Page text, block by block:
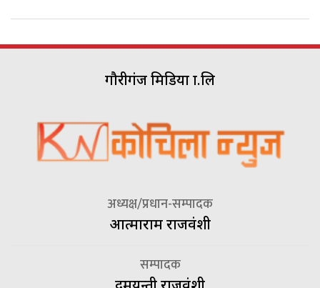
गौरीगंज मिडिया प्रा.लि
अध्यक्ष/प्रधान-सम्पादक
आत्माराम राजवंशी
सम्पादक